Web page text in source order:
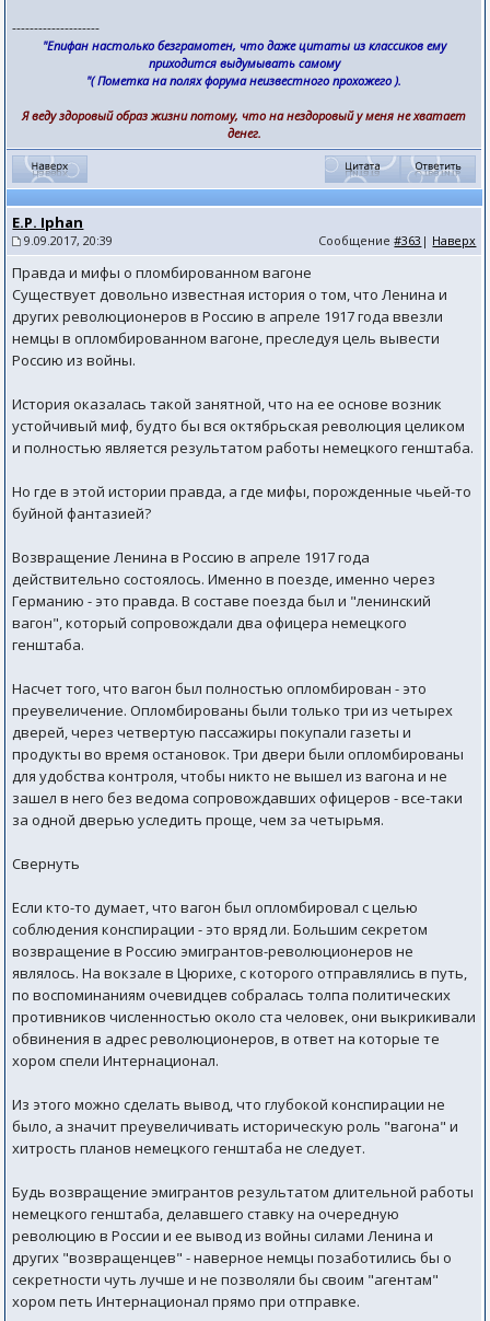
--------------------
"Епифан настолько безграмотен, что даже цитаты из классиков ему
приходится выдумывать самому
"( Пометка на полях форума неизвестного прохожего ).
Я веду здоровый образ жизни потому, что на нездоровый у меня не хватает
денег.
E.P. Iphan
9.09.2017, 20:39 Сообщение#363 | Наверх
Правда и мифы о пломбированном вагоне
Существует довольно известная история о том, что Ленина и
других революционеров в Россию в апреле 1917 года ввезли
немцы в опломбированном вагоне, преследуя цель вывести
Россию из войны.
История оказалась такой занятной, что на ее основе возник
устойчивый миф, будто бы вся октябрьская революция целиком
и полностью является результатом работы немецкого генштаба.
Но где в этой истории правда, а где мифы, порожденные чьей-то
буйной фантазией?
Возвращение Ленина в Россию в апреле 1917 года
действительно состоялось. Именно в поезде, именно через
Германию - это правда. В составе поезда был и "ленинский
вагон", который сопровождали два офицера немецкого
генштаба.
Насчет того, что вагон был полностью опломбирован - это
преувеличение. Опломбированы были только три из четырех
дверей, через четвертую пассажиры покупали газеты и
продукты во время остановок. Три двери были опломбированы
для удобства контроля, чтобы никто не вышел из вагона и не
зашел в него без ведома сопровождавших офицеров - все-таки
за одной дверью уследить проще, чем за четырьмя.
Свернуть
Если кто-то думает, что вагон был опломбировал с целью
соблюдения конспирации - это вряд ли. Большим секретом
возвращение в Россию эмигрантов-революционеров не
являлось. На вокзале в Цюрихе, с которого отправлялись в путь,
по воспоминаниям очевидцев собралась толпа политических
противников численностью около ста человек, они выкрикивали
обвинения в адрес революционеров, в ответ на которые те
хором спели Интернационал.
Из этого можно сделать вывод, что глубокой конспирации не
было, а значит преувеличивать историческую роль "вагона" и
хитрость планов немецкого генштаба не следует.
Будь возвращение эмигрантов результатом длительной работы
немецкого генштаба, делавшего ставку на очередную
революцию в России и ее вывод из войны силами Ленина и
других "возвращенцев" - наверное немцы позаботились бы о
секретности чуть лучше и не позволяли бы своим "агентам"
хором петь Интернационал прямо при отправке.